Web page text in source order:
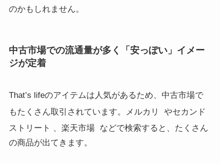
のかもしれません。
中古市場での流通量が多く「安っぽい」イメー
ジが定着
That’s lifeのアイテムは人気があるため、中古市場で
もたくさん取引されています。メルカリ
やセカンド
ストリート 、楽天市場 などで検索すると、たくさん
の商品が出てきます。